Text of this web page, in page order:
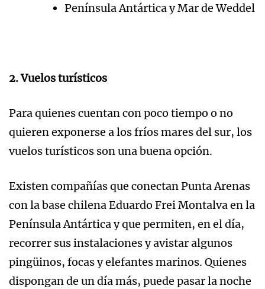
Península Antártica y Mar de Weddel
2. Vuelos turísticos
Para quienes cuentan con poco tiempo o no
quieren exponerse a los fríos mares del sur, los
vuelos turísticos son una buena opción.
Existen compañías que conectan Punta Arenas
con la base chilena Eduardo Frei Montalva en la
Península Antártica y que permiten, en el día,
recorrer sus instalaciones y avistar algunos
pingüinos, focas y elefantes marinos. Quienes
dispongan de un día más, puede pasar la noche